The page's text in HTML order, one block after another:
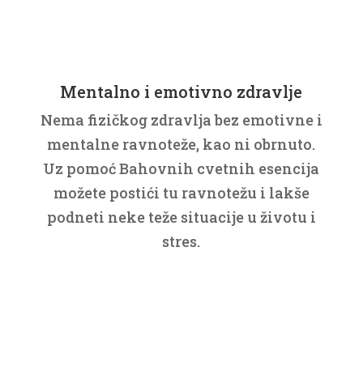
Mentalno i emotivno zdravlje
Nema fizičkog zdravlja bez emotivne i
mentalne ravnoteže, kao ni obrnuto.
Uz pomoć Bahovnih cvetnih esencija
možete postići tu ravnotežu i lakše
podneti neke teže situacije u životu i
stres.